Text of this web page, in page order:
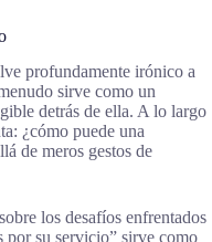
profundamente irónico a
sirve como un
detrás de ella. A lo largo
¿cómo puede una
de meros gestos de
los desafíos enfrentados
por su servicio” sirve como